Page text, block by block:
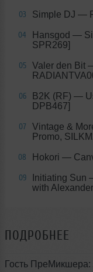
03 Simple DJ —
04
Hansgod —
SPR269]
05
Valer den Bit
06
B2K (RF) —
DPB467]
07
Vintage &
Promo,
08 Hokori —
09
Initiating Sun
with
ПОДРОБНЕЕ
Гость